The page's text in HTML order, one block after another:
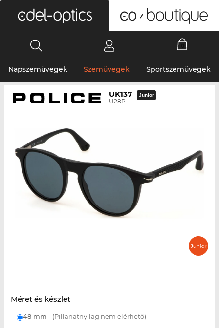
Napszemüvegek Szemüvegek Sportszemüvegek
UK137
U28P
Junior
Méret és készlet
48 mm (Pillanatnyilag nem elérhető)